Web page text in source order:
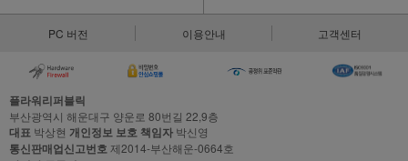
PC 버전 이용안내 고객센터
플라워리퍼블릭
부산광역시 해운대구 양운로 80번길 22,9층
대표 박상현 개인정보 보호 책임자 박신영
통신판매업신고번호제2014-부산해운-0664호